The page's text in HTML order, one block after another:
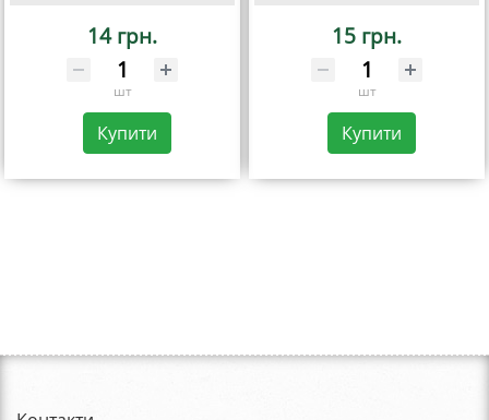
14 грн.
шт
Купити
15 грн.
шт
Купити